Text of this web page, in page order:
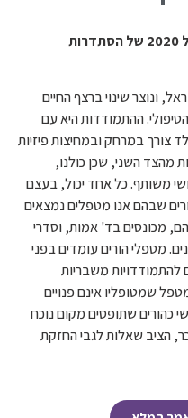
פורסם בגליון פסיכואקטואליה אפריל 2020 של הסתדרות
בישראל, ונוצר שינוי ברצף החיים
ההתמודדות היא עם
צורך במרחק ובמחיצות פיזיות
מהצד השני, שכן כולנו,
משותף. כל אחד יכול, בעצם
שבהם אנו מטפלים נמצאים
מכונסים בד' אמות, וסדרי
מטפלי הורים עומדים בפני
משבריות
שמטופליו אינם פנויים
כהורים שתופסים מקום נוכח
הציב שאלות לגבי החזקת